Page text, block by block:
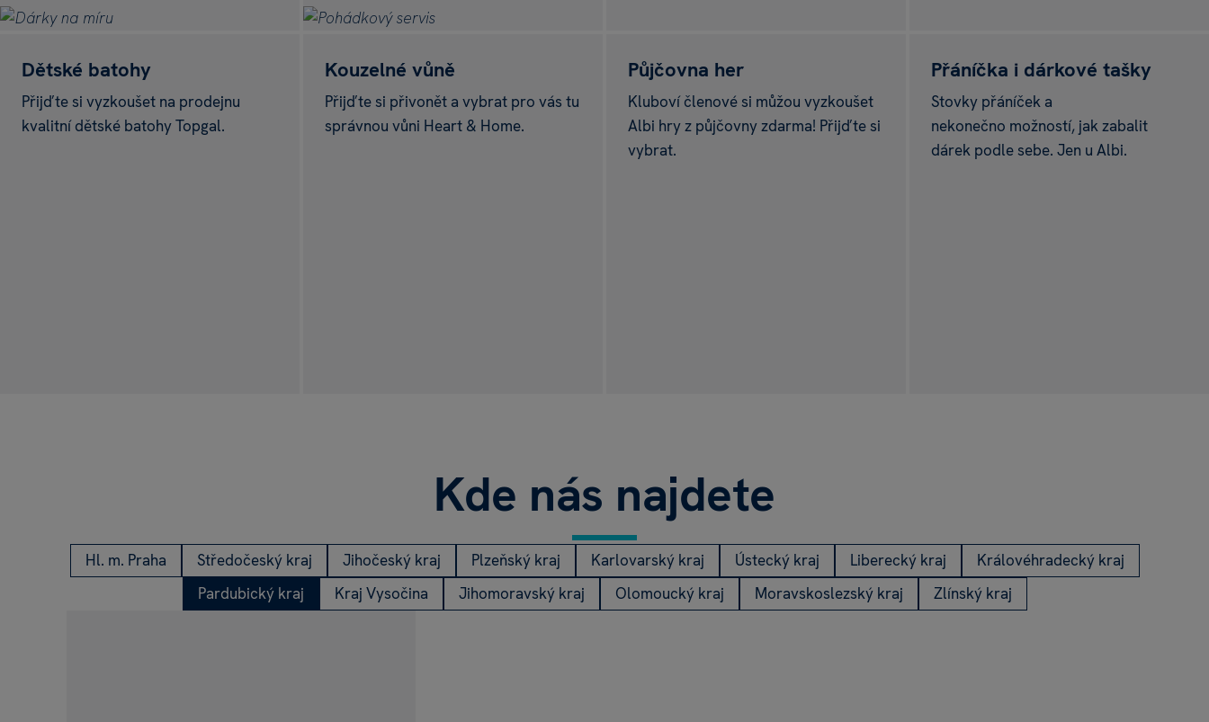
Dětské batohy
Přijďte si vyzkoušet na prodejnu
kvalitní dětské batohy Topgal.
Kouzelné vůně
Přijďte si přivonět a vybrat pro vás tu
správnou vůni Heart & Home.
Půjčovna her
Kluboví členové si můžou vyzkoušet
Albi hry z půjčovny zdarma! Přijďte si
vybrat.
Přáníčka i dárkové tašky
Stovky přáníček a
nekonečno možností, jak zabalit
dárek podle sebe. Jen u Albi.
Kde nás najdete
Hl. m. Praha Středočeský kraj Jihočeský kraj Plzeňský kraj Karlovarský kraj Ústecký kraj Liberecký kraj
Královéhradecký kraj
Pardubický kraj
Kraj Vysočina Jihomoravský kraj Olomoucký kraj Moravskoslezský kraj Zlínský kraj